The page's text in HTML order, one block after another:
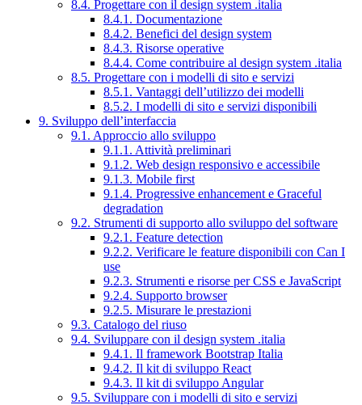
8.4. Progettare con il design system .italia
8.4.1. Documentazione
8.4.2. Benefici del design system
8.4.3. Risorse operative
8.4.4. Come contribuire al design system .italia
8.5. Progettare con i modelli di sito e servizi
8.5.1. Vantaggi dell’utilizzo dei modelli
8.5.2. I modelli di sito e servizi disponibili
9. Sviluppo dell’interfaccia
9.1. Approccio allo sviluppo
9.1.1. Attività preliminari
9.1.2. Web design responsivo e accessibile
9.1.3. Mobile first
9.1.4. Progressive enhancement e Graceful
degradation
9.2. Strumenti di supporto allo sviluppo del software
9.2.1. Feature detection
9.2.2. Verificare le feature disponibili con Can I
use
9.2.3. Strumenti e risorse per CSS e JavaScript
9.2.4. Supporto browser
9.2.5. Misurare le prestazioni
9.3. Catalogo del riuso
9.4. Sviluppare con il design system .italia
9.4.1. Il framework Bootstrap Italia
9.4.2. Il kit di sviluppo React
9.4.3. Il kit di sviluppo Angular
9.5. Sviluppare con i modelli di sito e servizi